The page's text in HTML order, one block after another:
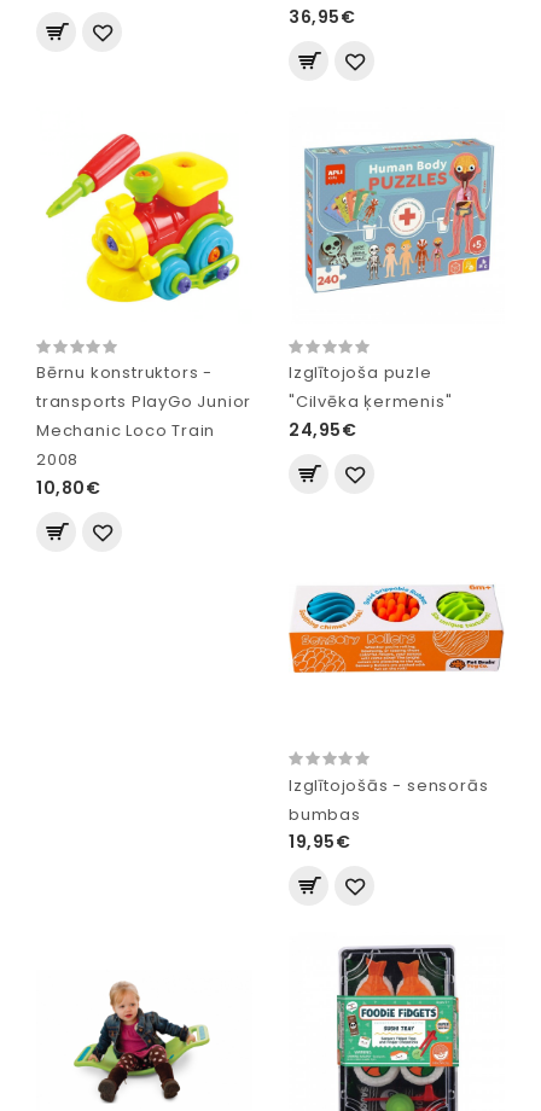
36,95€
Bērnu konstruktors -
transports PlayGo Junior
Mechanic Loco Train
2008
10,80€
Izglītojoša puzle
"Cilvēka ķermenis"
24,95€
Izglītojošās - sensorās
bumbas
19,95€